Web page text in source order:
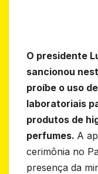
O presidente
sancionou
proíbe o uso
laboratoriais
produtos de
perfumes. A
cerimônia no
presença da